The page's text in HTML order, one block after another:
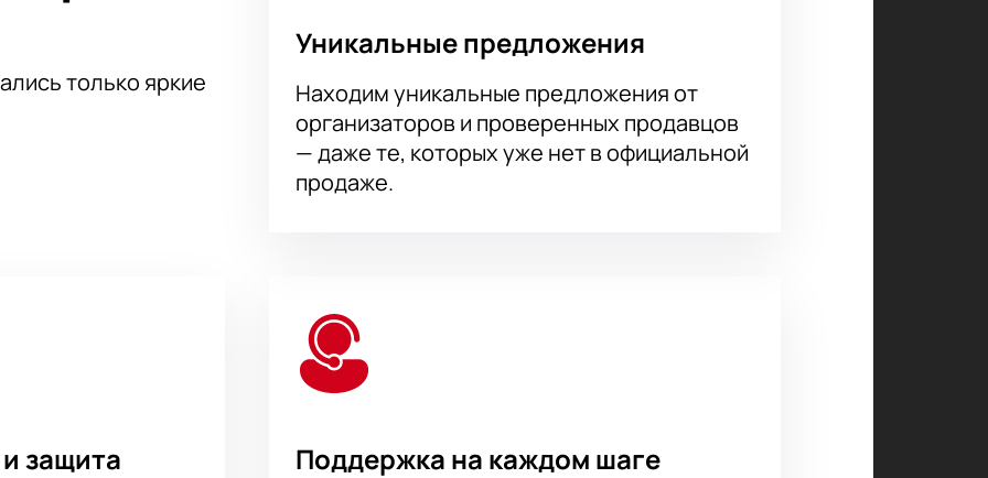
только яркие
Уникальные предложения
Находим уникальные предложения от
организаторов и проверенных продавцов
— даже те, которых уже нет в официальной
продаже.
защита Поддержка на каждом шаге